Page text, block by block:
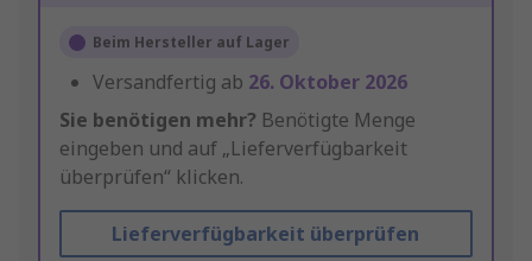
Beim Hersteller auf Lager
Versandfertig ab 26. Oktober 2026
Sie benötigen mehr? Benötigte Menge
eingeben und auf „Lieferverfügbarkeit
überprüfen“ klicken.
Lieferverfügbarkeit überprüfen